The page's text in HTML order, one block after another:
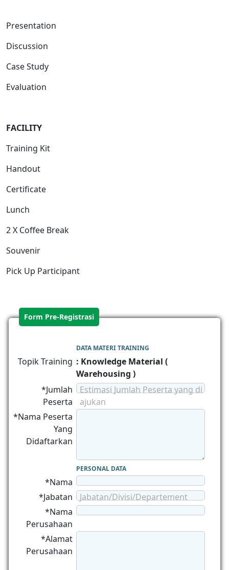
Presentation
Discussion
Case Study
Evaluation
FACILITY
Training Kit
Handout
Certificate
Lunch
2 X Coffee Break
Souvenir
Pick Up Participant
Form Pre-Registrasi
DATA MATERI TRAINING
Topik Training : Knowledge Material (
Warehousing )
*Jumlah
Peserta
Estimasi Jumlah Peserta yang di
ajukan
*Nama Peserta
Yang
Didaftarkan
PERSONAL DATA
*Nama
*Jabatan
Jabatan/Divisi/Departement
*Nama
Perusahaan
*Alamat
Perusahaan